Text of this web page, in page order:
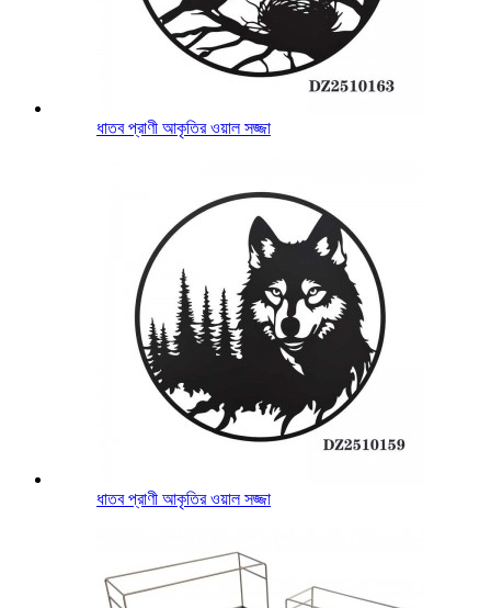
ধাতব প্রাণী আকৃতির ওয়াল সজ্জা
ধাতব প্রাণী আকৃতির ওয়াল সজ্জা